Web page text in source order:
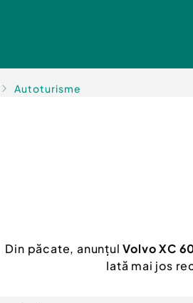
Autoturisme
Din păcate, anunțulVolvo XC
Iată mai jos